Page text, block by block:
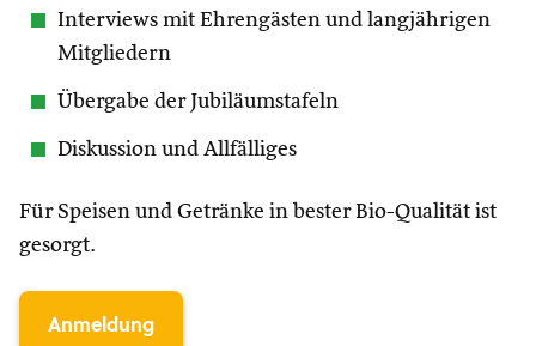
Interviews mit Ehrengästen und langjährigen
Mitgliedern
Übergabe der Jubiläumstafeln
Diskussion und Allfälliges
Für Speisen und Getränke in bester Bio-Qualität ist
gesorgt.
Anmeldung